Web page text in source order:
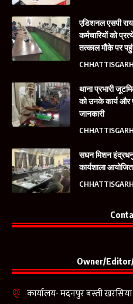
एडिशनल एसपी
कर्मचारियों को
तत्काल मौके पर
CHHATTISGARH
थाना प्रभारी
को उनके कार्य और
जानकारी
CHHATTISGARH
सघन मिशन
कार्यशाला आयोजित
CHHATTISGARH
Owner/Editor/
कार्यालय- मदनपुर बस्ती